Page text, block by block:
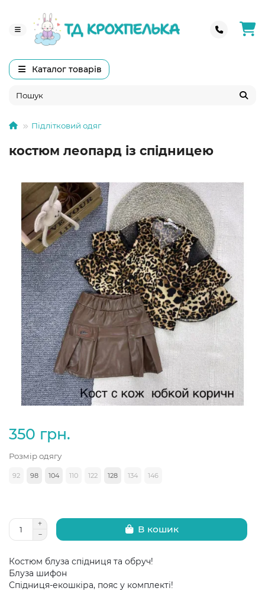
Каталог товарів
Підлітковий одяг
костюм леопард із спідницею
350 грн.
Розмір одягу
92 98 104 110 122 128 134 146
В кошик
Костюм блуза спідниця та обруч!
Блуза шифон
Спідниця-екошкіра, пояс у комплекті!